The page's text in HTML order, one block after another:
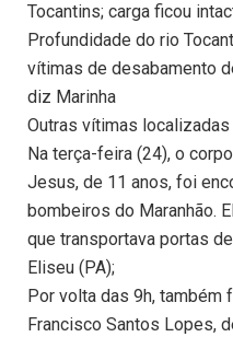
Tocantins; carga ficou
Profundidade do rio
vítimas de desabamento
diz Marinha
Outras vítimas localizadas
Na terça-feira (24), o
Jesus, de 11 anos, foi
bombeiros do Maranhão.
que transportava portas
Eliseu (PA);
Por volta das 9h, também
Francisco Santos Lopes,